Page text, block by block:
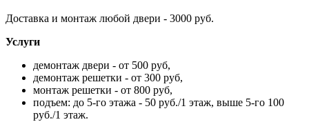
Доставка и монтаж любой двери - 3000 руб.
Услуги
демонтаж двери - от 500 руб,
демонтаж решетки - от 300 руб,
монтаж решетки - от 800 руб,
подъем: до 5-го этажа - 50 руб./1 этаж, выше 5-го 100
руб./1 этаж.